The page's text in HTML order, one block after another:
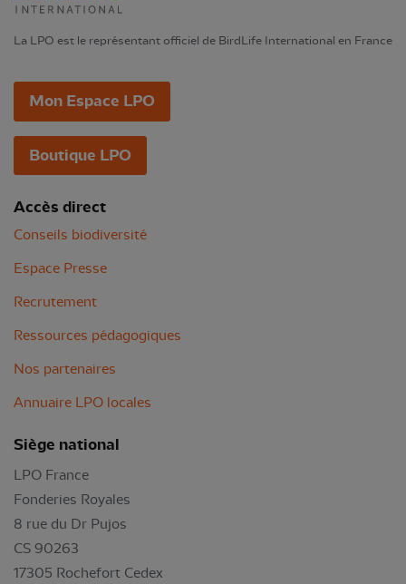
La LPO est le représentant officiel de BirdLife International en France
Mon Espace LPO
Boutique LPO
Accès direct
Conseils biodiversité
Espace Presse
Recrutement
Ressources pédagogiques
Nos partenaires
Annuaire LPO locales
Siège national
LPO France
Fonderies Royales
8 rue du Dr Pujos
CS 90263
17305 Rochefort Cedex